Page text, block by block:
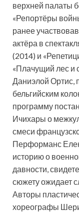
верхней палаты
«Репортёры
ранее
актёра в
(2014) и
«Плачущий лес и
Даниэлой Ортис,
бельгийским
программу
Ичихары о
смеси
Перформанс
историю о
давности,
сюжету ожидает
Авторы
хореографы